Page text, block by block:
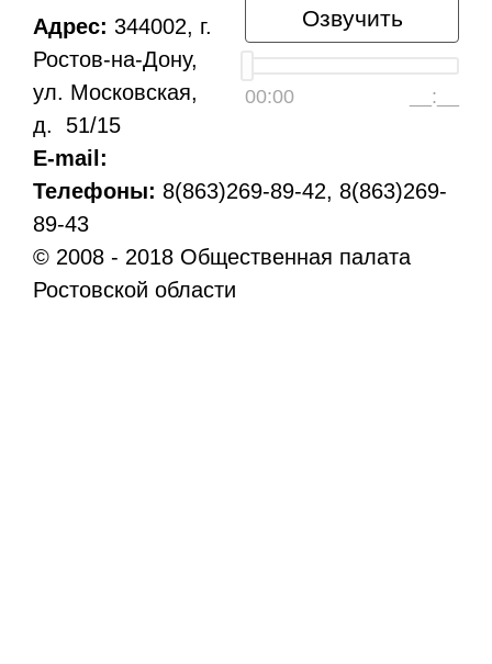
Озвучить
00:00 __:__
Адрес: 344002, г.
Ростов-на-Дону,
ул. Московская,
д. 51/15
E-mail:
Телефоны: 8(863)269-89-42, 8(863)269-
89-43
© 2008 - 2018 Общественная палата
Ростовской области